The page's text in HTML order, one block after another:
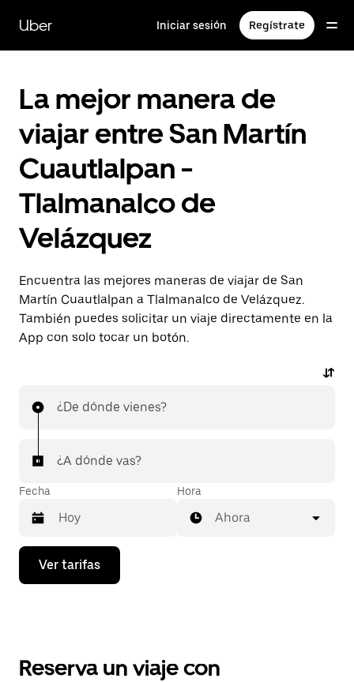
contenido
principal
Uber Iniciar sesión Regístrate
La mejor manera de
viajar entre San Martín
Cuautlalpan -
Tlalmanalco de
Velázquez
Encuentra las mejores maneras de viajar de San
Martín Cuautlalpan a Tlalmanalco de Velázquez.
También puedes solicitar un viaje directamente en la
App con solo tocar un botón.
¿De dónde vienes?
¿A dónde vas?
Fecha
Presiona
flecha
el
Hora
Ahora
Ver tarifas
Reserva un viaje con